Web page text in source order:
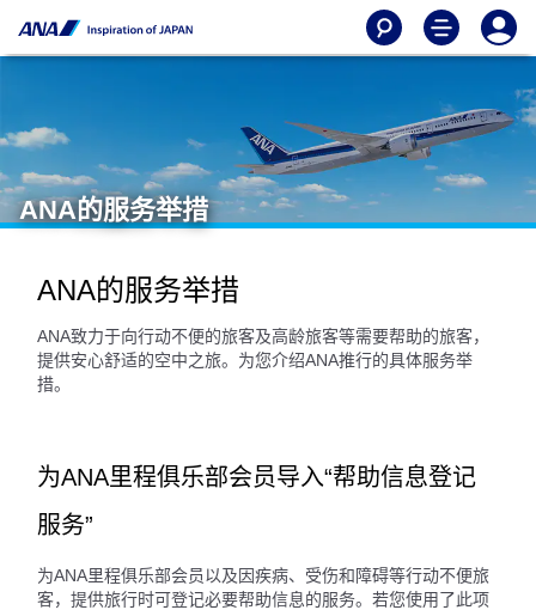
ANA的服务举措
ANA的服务举措
ANA致力于向行动不便的旅客及高龄旅客等需要帮助的旅客，
提供安心舒适的空中之旅。为您介绍ANA推行的具体服务举
措。
为ANA里程俱乐部会员导入“帮助信息登记
服务”
为ANA里程俱乐部会员以及因疾病、受伤和障碍等行动不便旅
客，提供旅行时可登记必要帮助信息的服务。若您使用了此项